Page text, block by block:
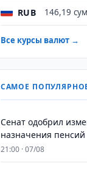
RUB 146,19
Все курсы валют →
САМОЕ
Сенат одобрил
назначения пенсий
21:00 · 07/08